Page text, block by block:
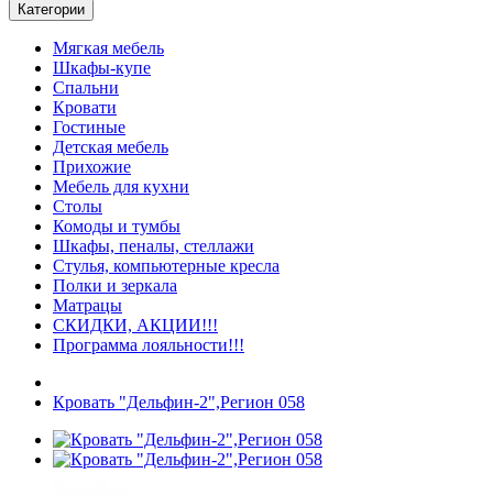
Категории
Мягкая мебель
Шкафы-купе
Спальни
Кровати
Гостиные
Детская мебель
Прихожие
Мебель для кухни
Столы
Комоды и тумбы
Шкафы, пеналы, стеллажи
Стулья, компьютерные кресла
Полки и зеркала
Матрацы
СКИДКИ, АКЦИИ!!!
Программа лояльности!!!
Кровать "Дельфин-2",Регион 058